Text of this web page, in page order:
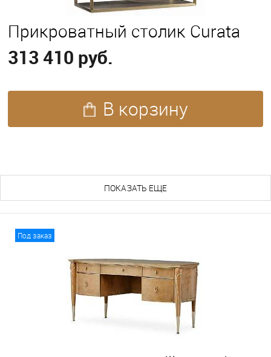
Прикроватный столик Curata
313 410 руб.
В корзину
ПОКАЗАТЬ ЕЩЕ
Под заказ